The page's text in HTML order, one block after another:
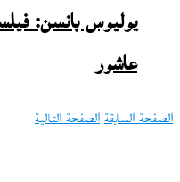
يوليوس بانسن:
عاشور
الصفحة السابقةالصفحة التالية